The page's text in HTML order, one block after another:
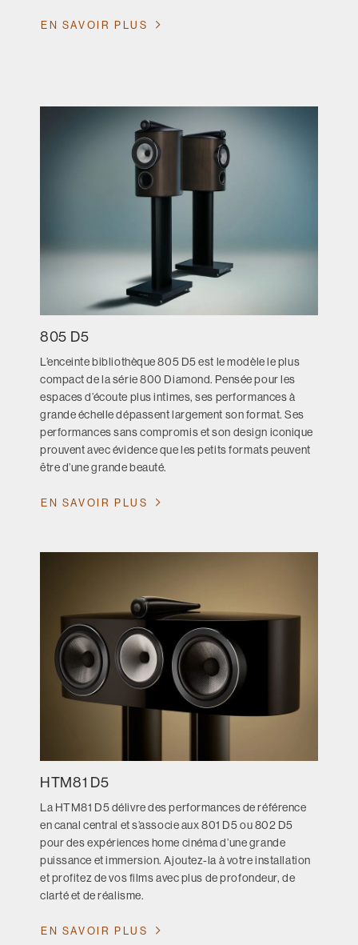
EN SAVOIR PLUS
805 D5
L’enceinte bibliothèque 805 D5 est le modèle le plus
compact de la série 800 Diamond. Pensée pour les
espaces d’écoute plus intimes, ses performances à
grande échelle dépassent largement son format. Ses
performances sans compromis et son design iconique
prouvent avec évidence que les petits formats peuvent
être d’une grande beauté.
EN SAVOIR PLUS
HTM81 D5
La HTM81 D5 délivre des performances de référence
en canal central et s’associe aux 801 D5 ou 802 D5
pour des expériences home cinéma d’une grande
puissance et immersion. Ajoutez-la à votre installation
et profitez de vos films avec plus de profondeur, de
clarté et de réalisme.
EN SAVOIR PLUS